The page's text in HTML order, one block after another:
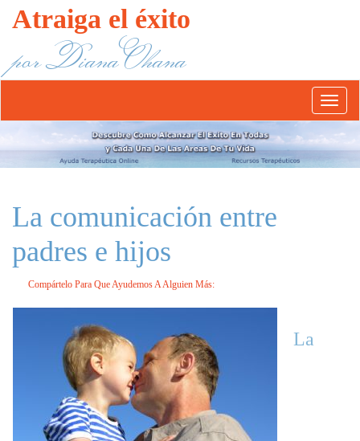
Atraiga el éxito
por Diana Ohana
Abrír/
el
menú
La comunicación entre
padres e hijos
Compártelo Para Que Ayudemos A Alguien Más:
La